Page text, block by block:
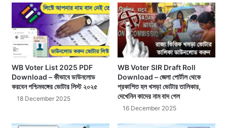
WB Voter List 2025 PDF
Download – কীভাবে ডাউনলোড
করবেন পশ্চিমবঙ্গের ভোটার লিস্ট ২০২৫
18 December 2025
WB Voter SIR Draft Roll
Download – জেলা পোর্টাল থেকে
প্রকাশিত হল খসড়া ভোটার তালিকার,
দেখেনিন কাদের নাম বাদ গেল
16 December 2025